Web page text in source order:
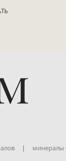
| минералы